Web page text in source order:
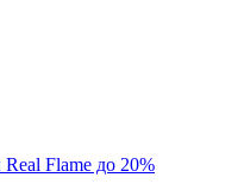
Flame до 20%